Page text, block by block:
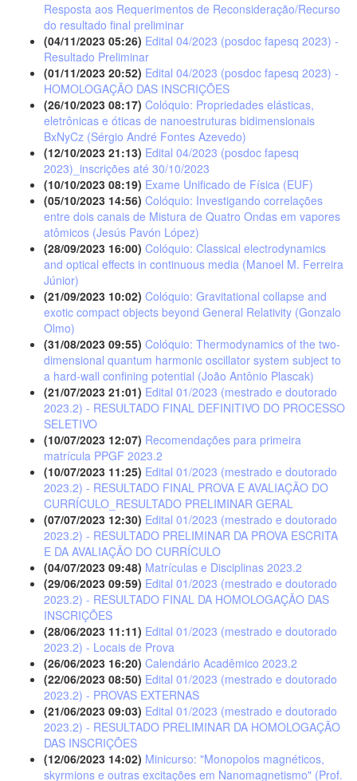
Resposta aos Requerimentos de Reconsideração/Recurso
do resultado final preliminar
(04/11/2023 05:26) Edital 04/2023 (posdoc fapesq 2023) -
Resultado Preliminar
(01/11/2023 20:52) Edital 04/2023 (posdoc fapesq 2023) -
HOMOLOGAÇÃO DAS INSCRIÇÕES
(26/10/2023 08:17) Colóquio: Propriedades elásticas,
eletrônicas e óticas de nanoestruturas bidimensionais
BxNyCz (Sérgio André Fontes Azevedo)
(12/10/2023 21:13) Edital 04/2023 (posdoc fapesq
2023)_inscrições até 30/10/2023
(10/10/2023 08:19) Exame Unificado de Física (EUF)
(05/10/2023 14:56) Colóquio: Investigando correlações
entre dois canais de Mistura de Quatro Ondas em vapores
atômicos (Jesús Pavón López)
(28/09/2023 16:00) Colóquio: Classical electrodynamics
and optical effects in continuous media (Manoel M. Ferreira
Júnior)
(21/09/2023 10:02) Colóquio: Gravitational collapse and
exotic compact objects beyond General Relativity (Gonzalo
Olmo)
(31/08/2023 09:55) Colóquio: Thermodynamics of the two-
dimensional quantum harmonic oscillator system subject to
a hard-wall confining potential (João Antônio Plascak)
(21/07/2023 21:01) Edital 01/2023 (mestrado e doutorado
2023.2) - RESULTADO FINAL DEFINITIVO DO PROCESSO
SELETIVO
(10/07/2023 12:07) Recomendações para primeira
matrícula PPGF 2023.2
(10/07/2023 11:25) Edital 01/2023 (mestrado e doutorado
2023.2) - RESULTADO FINAL PROVA E AVALIAÇÃO DO
CURRÍCULO_RESULTADO PRELIMINAR GERAL
(07/07/2023 12:30) Edital 01/2023 (mestrado e doutorado
2023.2) - RESULTADO PRELIMINAR DA PROVA ESCRITA
E DA AVALIAÇÃO DO CURRÍCULO
(04/07/2023 09:48) Matrículas e Disciplinas 2023.2
(29/06/2023 09:59) Edital 01/2023 (mestrado e doutorado
2023.2) - RESULTADO FINAL DA HOMOLOGAÇÃO DAS
INSCRIÇÕES
(28/06/2023 11:11) Edital 01/2023 (mestrado e doutorado
2023.2) - Locais de Prova
(26/06/2023 16:20) Calendário Acadêmico 2023.2
(22/06/2023 08:50) Edital 01/2023 (mestrado e doutorado
2023.2) - PROVAS EXTERNAS
(21/06/2023 09:03) Edital 01/2023 (mestrado e doutorado
2023.2) - RESULTADO PRELIMINAR DA HOMOLOGAÇÃO
DAS INSCRIÇÕES
(12/06/2023 14:02) Minicurso: "Monopolos magnéticos,
skyrmions e outras excitações em Nanomagnetismo" (Prof.